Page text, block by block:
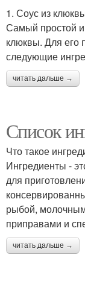
1. Соус из
Самый простой и
клюквы. Для его
следующие
читать дальше →
Список
Что такое
Ингредиенты -
для
рыбой,
приправами и
читать дальше →